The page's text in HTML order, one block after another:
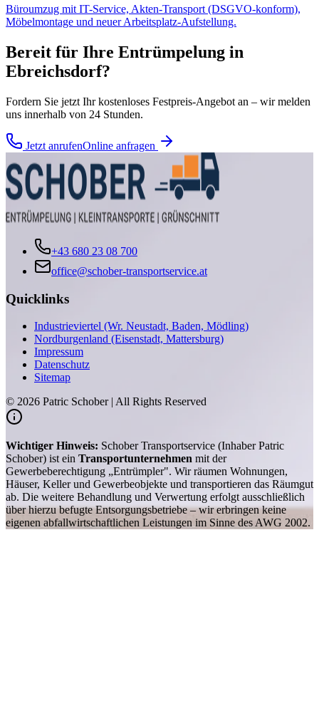
Büroumzug mit IT-Service, Akten-Transport (DSGVO-konform),
Möbelmontage und neuer Arbeitsplatz-Aufstellung.
Bereit für Ihre Entrümpelung in
Ebreichsdorf?
Fordern Sie jetzt Ihr kostenloses Festpreis-Angebot an – wir melden
uns innerhalb von 24 Stunden.
Jetzt anrufenOnline anfragen
+43 680 23 08 700
office@schober-transportservice.at
Quicklinks
Industrieviertel (Wr. Neustadt, Baden, Mödling)
Nordburgenland (Eisenstadt, Mattersburg)
Impressum
Datenschutz
Sitemap
© 2026 Patric Schober | All Rights Reserved
Wichtiger Hinweis: Schober Transportservice (Inhaber Patric
Schober) ist ein Transportunternehmen mit der
Gewerbeberechtigung „Entrümpler". Wir räumen Wohnungen,
Häuser, Keller und Gewerbeobjekte und transportieren das Räumgut
ab. Die weitere Behandlung und Verwertung erfolgt ausschließlich
über hierzu befugte Entsorgungsbetriebe – wir erbringen keine
eigenen abfallwirtschaftlichen Leistungen im Sinne des AWG 2002.